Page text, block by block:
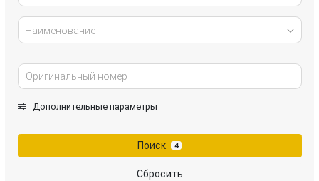
Наименование
Дополнительные параметры
Поиск 4
Сбросить